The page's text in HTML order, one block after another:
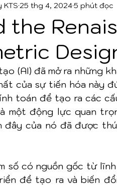
the
KTS 25 thg 4, 20245 phút đọc
(AI) đã mở ra những
của sự tiến hóa này
toán để tạo ra các
một động lực quan
đây của nó đã được
số có nguồn gốc từ
để tạo ra và biến